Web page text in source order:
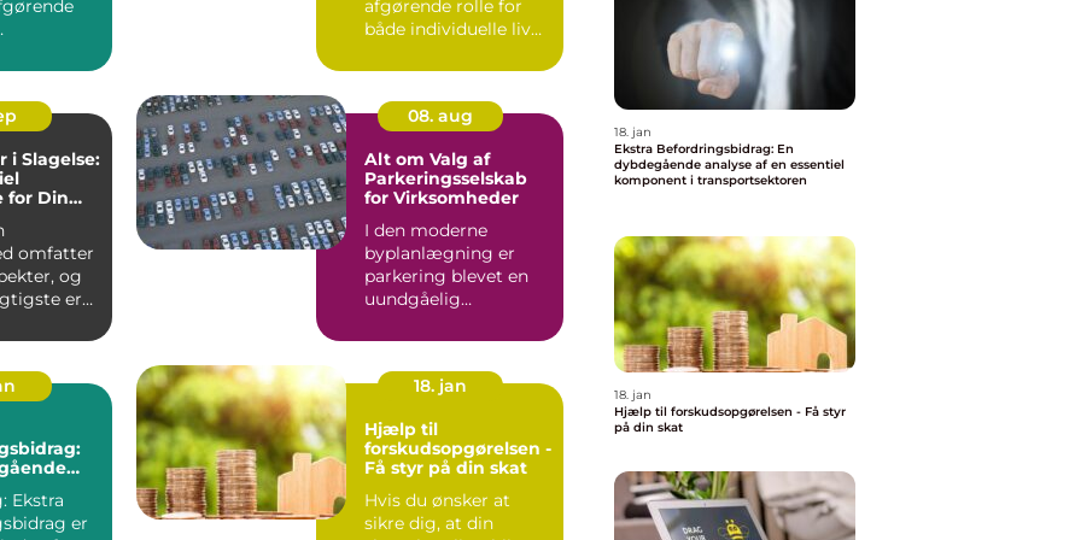
afgørende rolle for
både individuelle liv
i Slagelse:
for Din
omfatter
og
er
08. aug
Alt om Valg af
Parkeringsselskab
for Virksomheder
I den moderne
byplanlægning er
parkering blevet en
uundgåelig
virks...
i
Ekstra
er
18. jan
Hjælp til
forskudsopgørelsen -
Få styr på din skat
Hvis du ønsker at
sikre dig, at din
18. jan
Ekstra Befordringsbidrag: En
dybdegående analyse af en essentiel
komponent i transportsektoren
18. jan
Hjælp til forskudsopgørelsen - Få styr
på din skat